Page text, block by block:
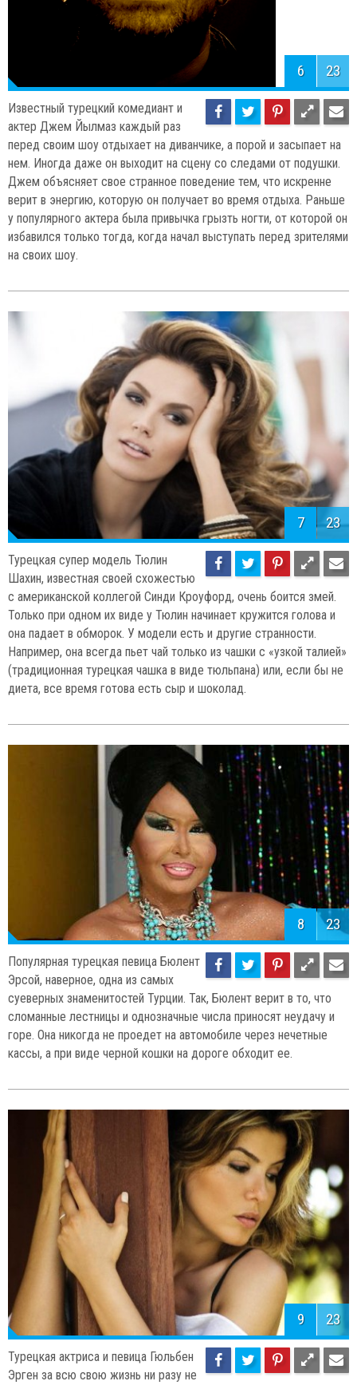
6 23
Известный турецкий комедиант и
актер Джем Йылмаз каждый раз
перед своим шоу отдыхает на диванчике, а порой и засыпает на
нем. Иногда даже он выходит на сцену со следами от подушки.
Джем объясняет свое странное поведение тем, что искренне
верит в энергию, которую он получает во время отдыха. Раньше
у популярного актера была привычка грызть ногти, от которой он
избавился только тогда, когда начал выступать перед зрителями
на своих шоу.
7 23
Турецкая супер модель Тюлин
Шахин, известная своей схожестью
с американской коллегой Синди Кроуфорд, очень боится змей.
Только при одном их виде у Тюлин начинает кружится голова и
она падает в обморок. У модели есть и другие странности.
Например, она всегда пьет чай только из чашки с «узкой талией»
(традиционная турецкая чашка в виде тюльпана) или, если бы не
диета, все время готова есть сыр и шоколад.
8 23
Популярная турецкая певица Бюлент
Эрсой, наверное, одна из самых
суеверных знаменитостей Турции. Так, Бюлент верит в то, что
сломанные лестницы и однозначные числа приносят неудачу и
горе. Она никогда не проедет на автомобиле через нечетные
кассы, а при виде черной кошки на дороге обходит ее.
9 23
Турецкая актриса и певица Гюльбен
Эрген за всю свою жизнь ни разу не